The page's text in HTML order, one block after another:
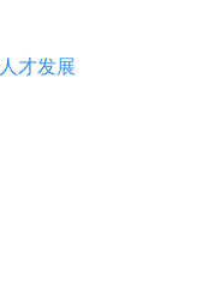
人才发展